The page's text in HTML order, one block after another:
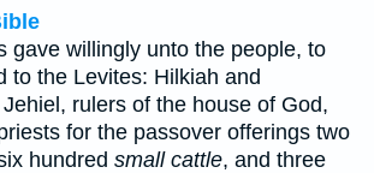
gave willingly unto the people, to
to the Levites: Hilkiah and
rulers of the house of God,
for the passover offerings two
hundred small cattle, and three